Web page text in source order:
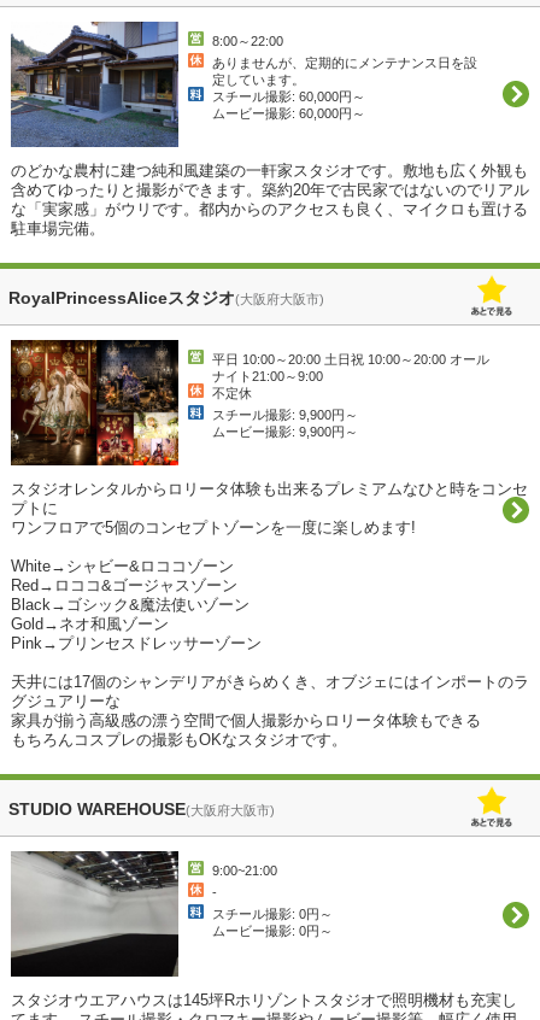
8:00～22:00
ありませんが、定期的にメンテナンス日を設
定しています。
スチール撮影: 60,000円～
ムービー撮影: 60,000円～
のどかな農村に建つ純和風建築の一軒家スタジオです。敷地も広く外観も
含めてゆったりと撮影ができます。築約20年で古民家ではないのでリアル
な「実家感」がウリです。都内からのアクセスも良く、マイクロも置ける
駐車場完備。
RoyalPrincessAliceスタジオ(大阪府大阪市)
平日 10:00～20:00 土日祝 10:00～20:00 オール
ナイト21:00～9:00
不定休
スチール撮影: 9,900円～
ムービー撮影: 9,900円～
スタジオレンタルからロリータ体験も出来るプレミアムなひと時をコンセ
プトに
ワンフロアで5個のコンセプトゾーンを一度に楽しめます!
White→シャビー&ロココゾーン
Red→ロココ&ゴージャスゾーン
Black→ゴシック&魔法使いゾーン
Gold→ネオ和風ゾーン
Pink→プリンセスドレッサーゾーン
天井には17個のシャンデリアがきらめくき、オブジェにはインポートのラ
グジュアリーな
家具が揃う高級感の漂う空間で個人撮影からロリータ体験もできる
もちろんコスプレの撮影もOKなスタジオです。
STUDIO WAREHOUSE(大阪府大阪市)
9:00~21:00
-
スチール撮影: 0円～
ムービー撮影: 0円～
スタジオウエアハウスは145坪Rホリゾントスタジオで照明機材も充実し